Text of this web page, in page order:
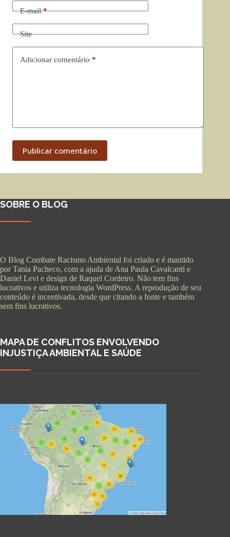
E-mail*
Site
Adicionar comentário *
Publicar comentário
SOBRE O BLOG
O Blog Combate Racismo Ambiental foi criado e é mantido
por Tania Pacheco, com a ajuda de Ana Paula Cavalcanti e
Daniel Levi e design de Raquel Cordeiro. Não tem fins
lucrativos e utiliza tecnologia WordPress. A reprodução de seu
conteúdo é incentivada, desde que citando a fonte e também
sem fins lucrativos.
MAPA DE CONFLITOS ENVOLVENDO
INJUSTIÇA AMBIENTAL E SAÚDE